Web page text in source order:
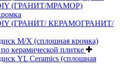
(ГРАНИТ/МРАМОР)
(ГРАНИТ/ КЕРАМОГРАНИТ/
M/X (сплошная кромка)
керамической плитке
YL Ceramics (сплошная